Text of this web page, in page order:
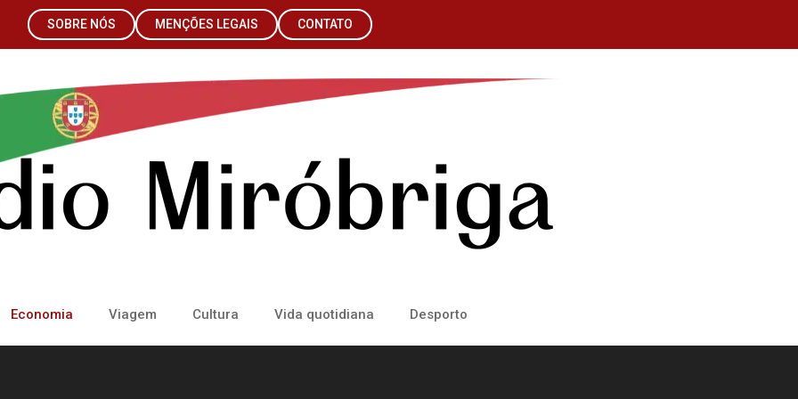
SOBRE NÓS MENÇÕES LEGAIS CONTATO
Economia Viagem Cultura Vida quotidiana Desporto